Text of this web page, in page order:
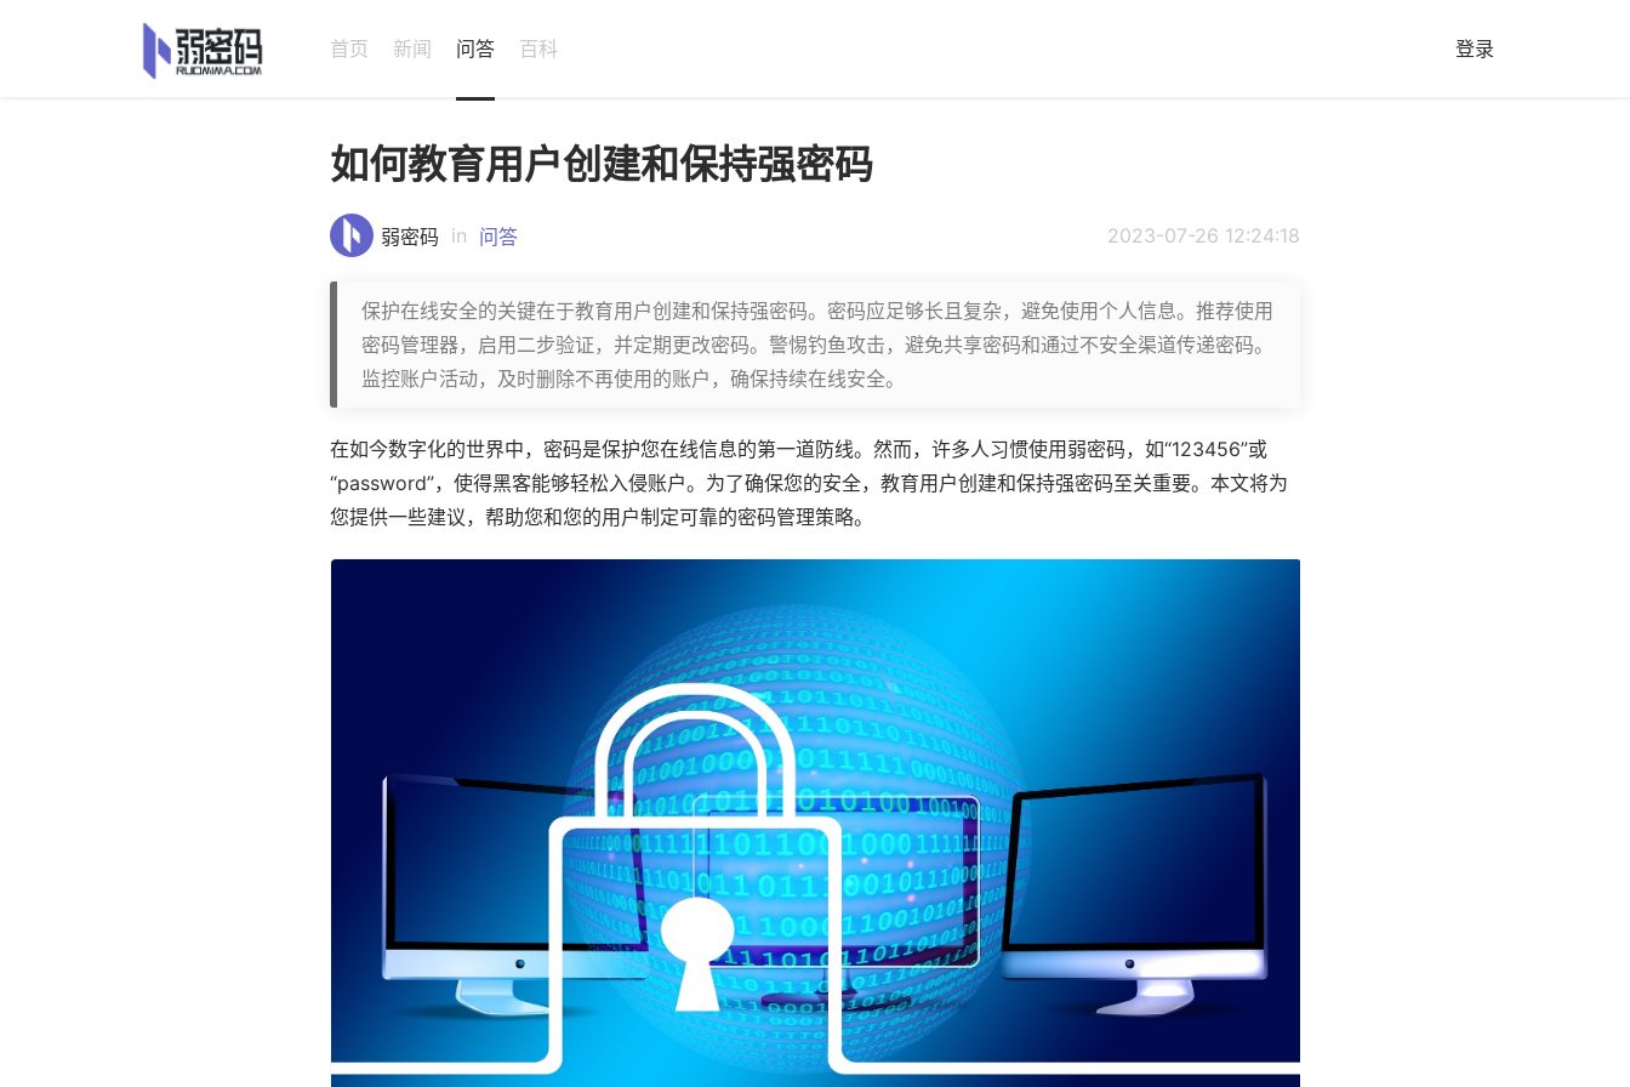
首页 新闻 问答 百科 登录
如何教育用户创建和保持强密码
弱密码 in 问答 2023-07-26 12:24:18
保护在线安全的关键在于教育用户创建和保持强密码。密码应足够长且复杂，避免使用个人信息。推荐使用
密码管理器，启用二步验证，并定期更改密码。警惕钓鱼攻击，避免共享密码和通过不安全渠道传递密码。
监控账户活动，及时删除不再使用的账户，确保持续在线安全。
在如今数字化的世界中，密码是保护您在线信息的第一道防线。然而，许多人习惯使用 弱密码，如“123456”或
“password”，使得黑客能够轻松入侵账户。为了确保您的安全，教育用户创建和保持强密码至关重要。本文将为
您提供一些建议，帮助您和您的用户制定可靠的密码管理策略。